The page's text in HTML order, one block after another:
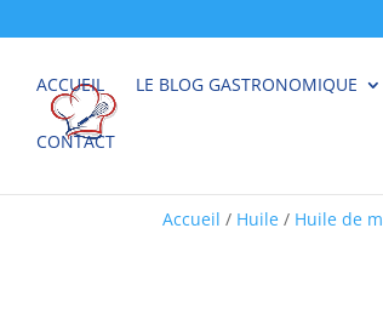
ACCUEIL LE BLOG GASTRONOMIQUE
CONTACT
Accueil / Huile / Huile de